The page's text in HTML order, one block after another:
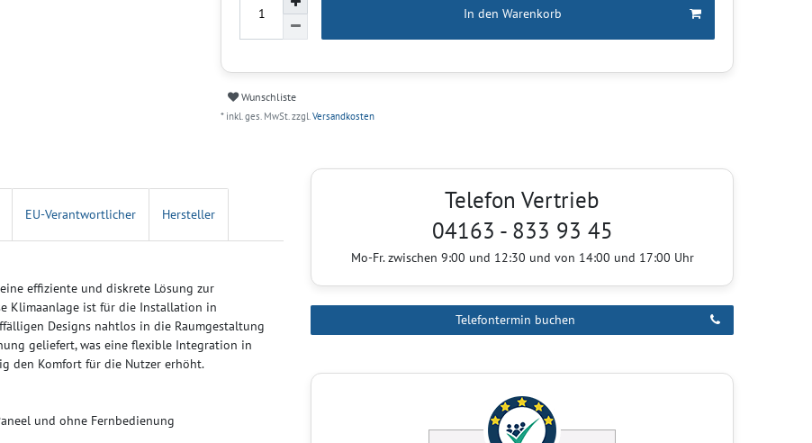
In den Warenkorb
Wunschliste
* inkl. ges. MwSt. zzgl. Versandkosten
EU-Verantwortlicher Hersteller
effiziente und diskrete Lösung zur
Klimaanlage ist für die Installation in
Designs nahtlos in die Raumgestaltung
geliefert, was eine flexible Integration in
den Komfort für die Nutzer erhöht.
und ohne Fernbedienung
Telefon Vertrieb
04163 - 833 93 45
Mo-Fr. zwischen 9:00 und 12:30 und von 14:00 und 17:00 Uhr
Telefontermin buchen